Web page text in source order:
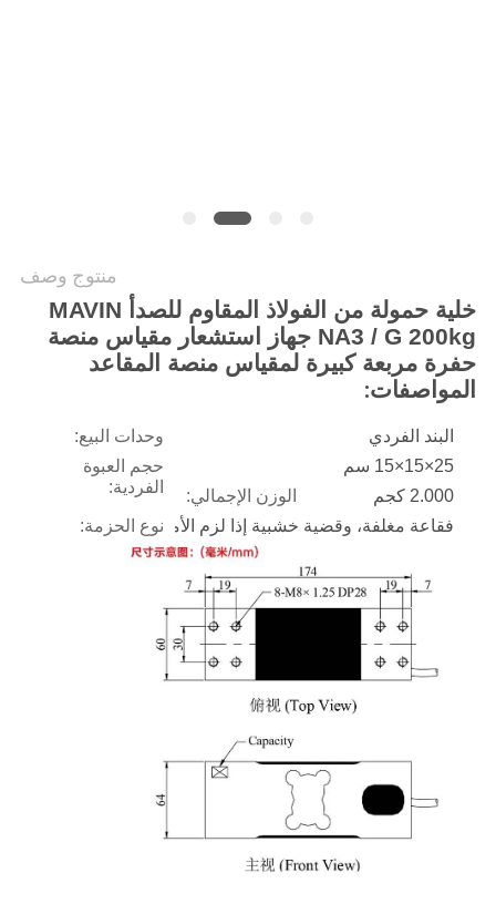
منتوج وصف
خلية حمولة من الفولاذ المقاوم للصدأ MAVIN
NA3 / G 200kg جهاز استشعار مقياس منصة
حفرة مربعة كبيرة لمقياس منصة المقاعد
المواصفات:
وحدات البيع:
البند الفردي
حجم العبوة
الفردية:
25×15×15 سم
الوزن الإجمالي:
2.000 كجم
نوع الحزمة:فقاعة مغلفة، وقضية خشبية إذا لزم الأمر.